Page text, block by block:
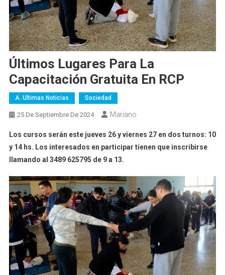
Últimos Lugares Para La
Capacitación Gratuita En RCP
A. Ultimas Noticias Sociedad
25 De Septiembre De 2024 Mariano
Los cursos serán este jueves 26 y viernes 27 en dos turnos: 10
y 14 hs. Los interesados en participar tienen que inscribirse
llamando al 3489 625795 de 9 a 13.